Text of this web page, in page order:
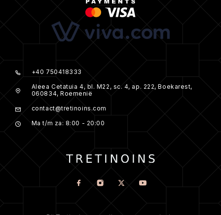
+40 750418333
Aleea Cetatuia 4, bl. M22, sc. 4, ap. 222, Boekarest,
060834, Roemenië
contact@tretinoins.com
Ma t/m za: 8:00 - 20:00